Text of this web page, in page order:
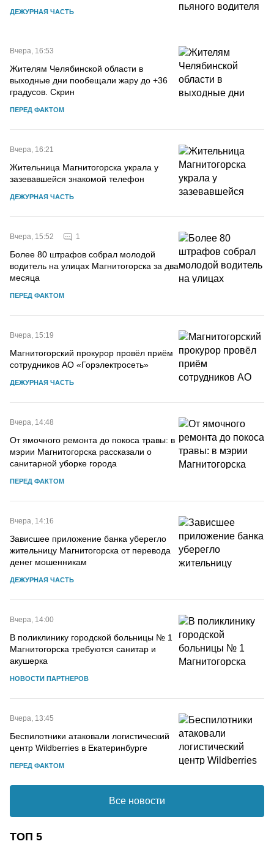
ДЕЖУРНАЯ ЧАСТЬ
Вчера, 16:53
Жителям Челябинской области в
выходные дни пообещали жару до +36
градусов. Скрин
ПЕРЕД ФАКТОМ
Вчера, 16:21
Жительница Магнитогорска украла у
зазевавшейся знакомой телефон
ДЕЖУРНАЯ ЧАСТЬ
Вчера, 15:52 1
Более 80 штрафов собрал молодой
водитель на улицах Магнитогорска за два
месяца
ПЕРЕД ФАКТОМ
Вчера, 15:19
Магнитогорский прокурор провёл приём
сотрудников АО «Горэлектросеть»
ДЕЖУРНАЯ ЧАСТЬ
Вчера, 14:48
От ямочного ремонта до покоса травы: в
мэрии Магнитогорска рассказали о
санитарной уборке города
ПЕРЕД ФАКТОМ
Вчера, 14:16
Зависшее приложение банка уберегло
жительницу Магнитогорска от перевода
денег мошенникам
ДЕЖУРНАЯ ЧАСТЬ
Вчера, 14:00
В поликлинику городской больницы № 1
Магнитогорска требуются санитар и
акушерка
НОВОСТИ ПАРТНЕРОВ
Вчера, 13:45
Беспилотники атаковали логистический
центр Wildberries в Екатеринбурге
ПЕРЕД ФАКТОМ
Все новости
ТОП 5